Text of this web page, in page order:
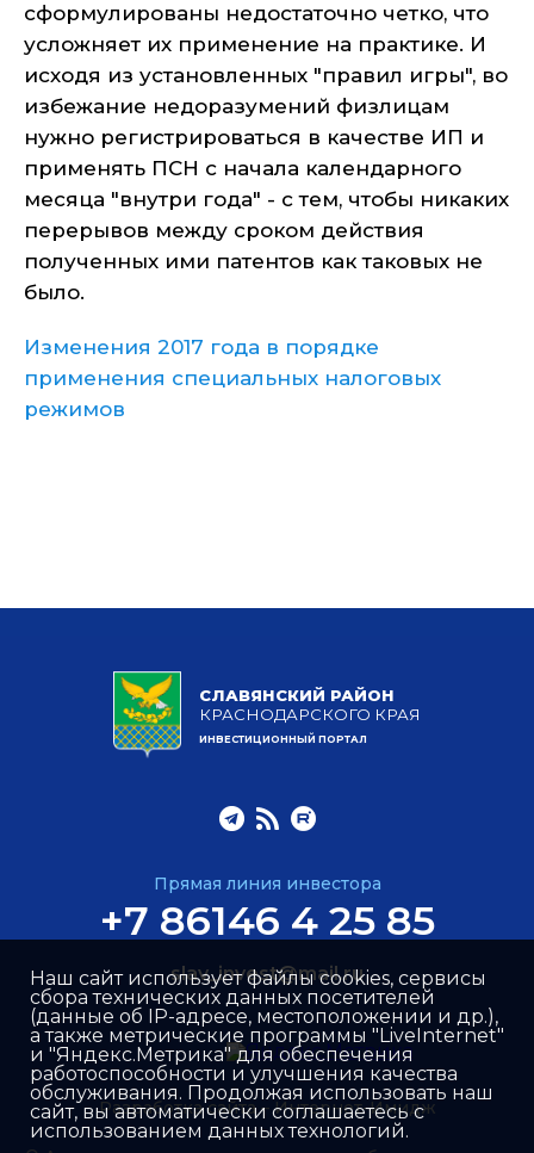
сформулированы недостаточно четко, что
усложняет их применение на практике. И
исходя из установленных "правил игры", во
избежание недоразумений физлицам
нужно регистрироваться в качестве ИП и
применять ПСН с начала календарного
месяца "внутри года" - с тем, чтобы никаких
перерывов между сроком действия
полученных ими патентов как таковых не
было.
Изменения 2017 года в порядке
применения специальных налоговых
режимов
СЛАВЯНСКИЙ РАЙОН
КРАСНОДАРСКОГО КРАЯ
ИНВЕСТИЦИОННЫЙ ПОРТАЛ
Прямая линия инвестора
+7 86146 4 25 85
slav_invest@mail.ru
Разработка сайта –Интернет-Имидж
Наш сайт использует файлы cookies, сервисы
сбора технических данных посетителей
(данные об IP-адресе, местоположении и др.),
а также метрические программы "LiveInternet"
и "Яндекс.Метрика" для обеспечения
работоспособности и улучшения качества
обслуживания. Продолжая использовать наш
сайт, вы автоматически соглашаетесь с
использованием данных технологий.